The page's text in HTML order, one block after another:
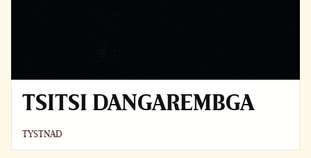
TSITSI DANGAREMBGA
TYSTNAD